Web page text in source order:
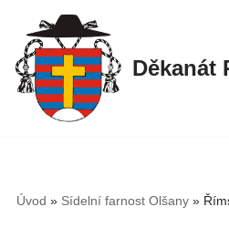
Přeskočit
na
obsah
Děkanát
Úvod » Sídelní farnost Olšany»